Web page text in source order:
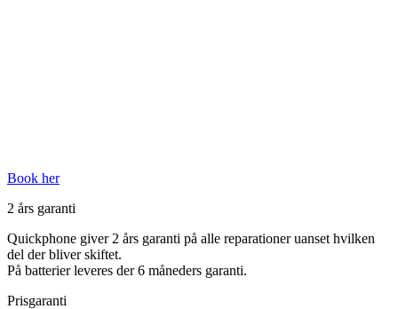
Book her
2 års garanti
Quickphone giver 2 års garanti på alle reparationer uanset hvilken
del der bliver skiftet.
På batterier leveres der 6 måneders garanti.
Prisgaranti